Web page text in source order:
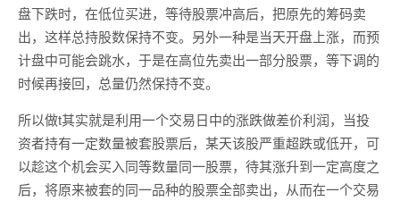
盘下跌时，在低位买进，等待股票冲高后，把原先的筹码卖
出，这样总持股数保持不变。另外一种是当天开盘上涨，而预
计盘中可能会跳水，于是在高位先卖出一部分股票，等下调的
时候再接回，总量仍然保持不变。
所以做t其实就是利用一个交易日中的涨跌做差价利润，当投
资者持有一定数量被套股票后，某天该股严重超跌或低开，可
以趁这个机会买入同等数量同一股票，待其涨升到一定高度之
后，将原来被套的同一品种的股票全部卖出，从而在一个交易